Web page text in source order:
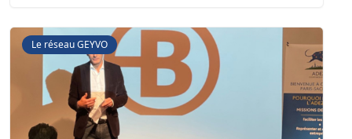
Le réseau GEYVO